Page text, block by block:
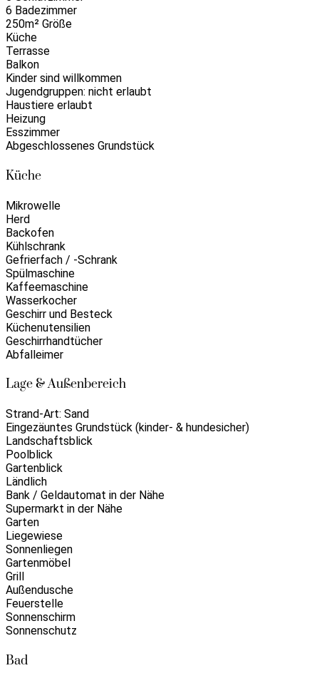
6 Badezimmer
250m² Größe
Küche
Terrasse
Balkon
Kinder sind willkommen
Jugendgruppen: nicht erlaubt
Haustiere erlaubt
Heizung
Esszimmer
Abgeschlossenes Grundstück
Küche
Mikrowelle
Herd
Backofen
Kühlschrank
Gefrierfach / -Schrank
Spülmaschine
Kaffeemaschine
Wasserkocher
Geschirr und Besteck
Küchenutensilien
Geschirrhandtücher
Abfalleimer
Lage & Außenbereich
Strand-Art: Sand
Eingezäuntes Grundstück (kinder- & hundesicher)
Landschaftsblick
Poolblick
Gartenblick
Ländlich
Bank / Geldautomat in der Nähe
Supermarkt in der Nähe
Garten
Liegewiese
Sonnenliegen
Gartenmöbel
Grill
Außendusche
Feuerstelle
Sonnenschirm
Sonnenschutz
Bad